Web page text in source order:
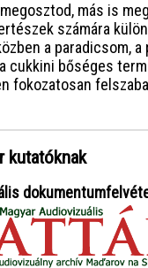
más is
számára
a paradicsom, a
cukkini bőséges
fokozatosan
kutatóknak